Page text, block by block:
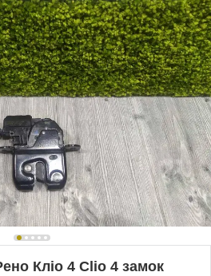
Кліо 4 Clio 4 замок